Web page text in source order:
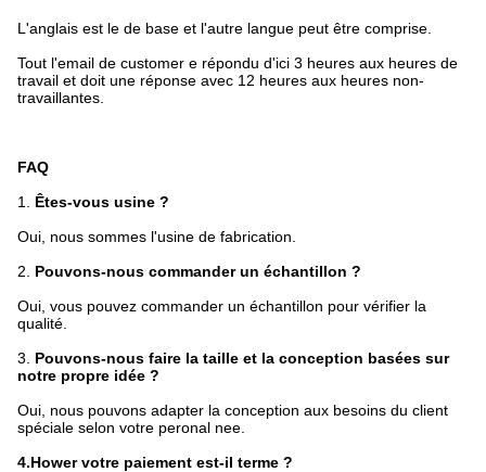
L'anglais est le de base et l'autre langue peut être comprise.
Tout l'email de customer e répondu d'ici 3 heures aux heures de
travail et doit une réponse avec 12 heures aux heures non-
travaillantes.
FAQ
1. Êtes-vous usine ?
Oui, nous sommes l'usine de fabrication.
2. Pouvons-nous commander un échantillon ?
Oui, vous pouvez commander un échantillon pour vérifier la
qualité.
3. Pouvons-nous faire la taille et la conception basées sur
notre propre idée ?
Oui, nous pouvons adapter la conception aux besoins du client
spéciale selon votre peronal nee.
4.Hower votre paiement est-il terme ?